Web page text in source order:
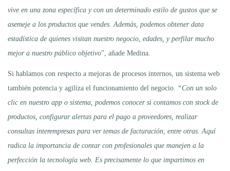
vive en una zona específica y con un determinado estilo de gustos que se
asemeje a los productos que vendes. Además, podemos obtener data
estadística de quienes visitan nuestro negocio, edades, y perfilar mucho
mejor a nuestro público objetivo”, añade Medina.
Si hablamos con respecto a mejoras de procesos internos, un sistema web
también potencia y agiliza el funcionamiento del negocio.
“Con un solo
clic en nuestro app o sistema, podemos conocer si contamos con stock de
productos, configurar alertas para el pago a proveedores, realizar
consultas interempresas para ver temas de facturación, entre otras. Aquí
radica la importancia de contar con profesionales que manejen a la
perfección la tecnología web. Es precisamente lo que impartimos en